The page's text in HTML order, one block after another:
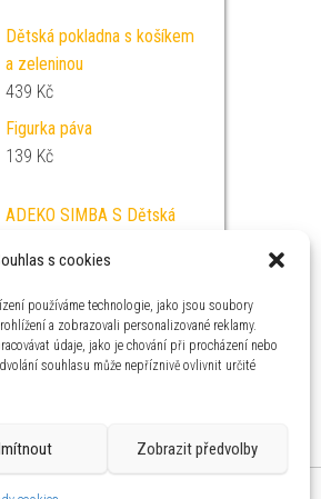
s cookies
používáme technologie, jako jsou soubory
a zobrazovali personalizované reklamy.
údaje, jako je chování při procházení nebo
souhlasu může nepříznivě ovlivnit určité
Zobrazit předvolby
Dětská pokladna s košíkem
a zeleninou
439 Kč
Figurka páva
139 Kč
ADEKO SIMBA S Dětská
100 x 200 cm